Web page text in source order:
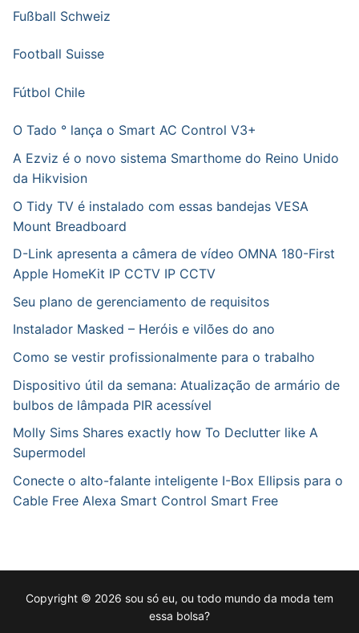
Fußball Schweiz
Football Suisse
Fútbol Chile
O Tado ° lança o Smart AC Control V3+
A Ezviz é o novo sistema Smarthome do Reino Unido
da Hikvision
O Tidy TV é instalado com essas bandejas VESA
Mount Breadboard
D-Link apresenta a câmera de vídeo OMNA 180-First
Apple HomeKit IP CCTV IP CCTV
Seu plano de gerenciamento de requisitos
Instalador Masked – Heróis e vilões do ano
Como se vestir profissionalmente para o trabalho
Dispositivo útil da semana: Atualização de armário de
bulbos de lâmpada PIR acessível
Molly Sims Shares exactly how To Declutter like A
Supermodel
Conecte o alto-falante inteligente I-Box Ellipsis para o
Cable Free Alexa Smart Control Smart Free
Copyright © 2026 sou só eu, ou todo mundo da moda tem
essa bolsa?